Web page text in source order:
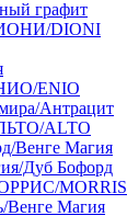
графит
DIONI
ENIO
Антрацит
ALTO
Венге Магия
Дуб Бофорд
MORRIS
Венге Магия